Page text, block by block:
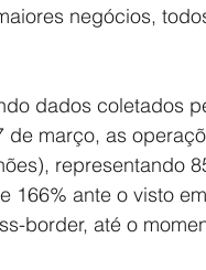
negócios,
dados coletados
de março, as
representando
166% ante o visto
border, até o